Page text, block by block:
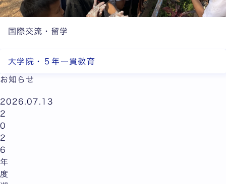
国際交流・留学
大学院・５年一貫教育
お知らせ
2026.07.13
2
0
2
6
年
度